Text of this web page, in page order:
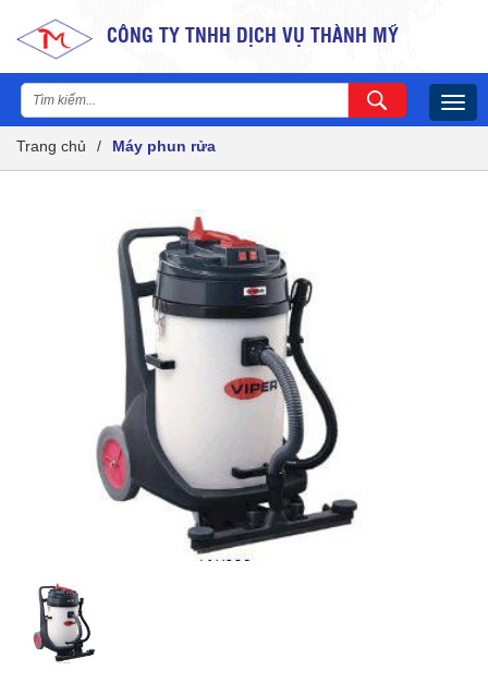
CÔNG TY TNHH DỊCH VỤ THÀNH MỸ
Trang chủ
/ Máy phun rửa